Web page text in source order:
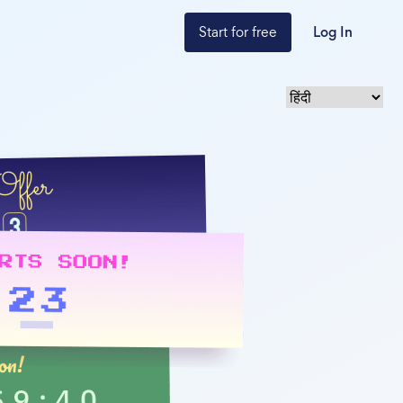
Start for free Log In